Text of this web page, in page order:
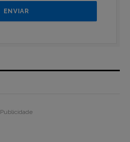
Publicidade